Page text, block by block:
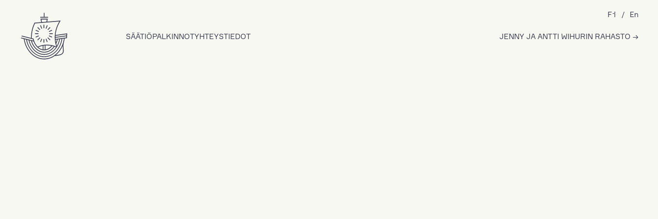
SÄÄTIÖPALKINNOTYHTEYSTIEDOT JENNY JA ANTTI WIHURIN RAHASTO
Fi En